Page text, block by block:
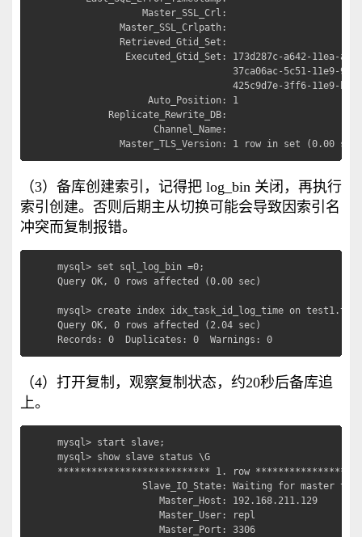
Master_SSL_Crl:
Master_SSL_Crlpath:
Retrieved_Gtid_Set:
Executed_Gtid_Set: 173d287c-a642-11ea-ae79-
37ca06ac-5c51-11e9-9d3b-
425c9d7e-3ff6-11e9-baed-
Auto_Position: 1
Replicate_Rewrite_DB:
Channel_Name:
Master_TLS_Version: 1 row in set (0.00 sec)
（3）备库创建索引，记得把 log_bin 关闭，再执行
索引创建。否则后期主从切换可能会导致因索引名
冲突而复制报错。
mysql> set sql_log_bin =0;
Query OK, 0 rows affected (0.00 sec)
mysql> create index idx_task_id_log_time on
Query OK, 0 rows affected (2.04 sec)
Records: 0  Duplicates: 0  Warnings: 0
（4）打开复制，观察复制状态，约20秒后备库追
上。
mysql> start slave;
mysql> show slave status \G
*************************** 1. row
Slave_IO_State: Waiting for master to
Master_Host: 192.168.211.129
Master_User: repl
Master_Port: 3306